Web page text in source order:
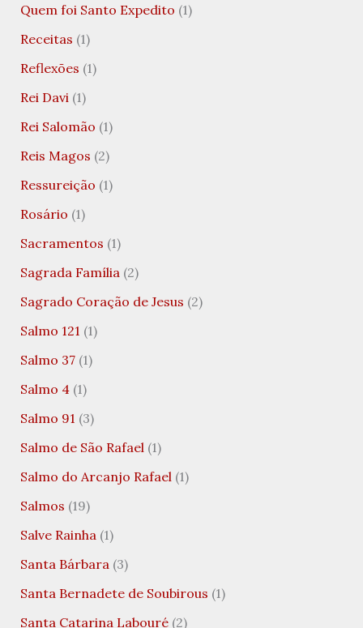
Quem foi Santo Expedito (1)
Receitas (1)
Reflexões (1)
Rei Davi (1)
Rei Salomão (1)
Reis Magos (2)
Ressureição (1)
Rosário (1)
Sacramentos (1)
Sagrada Família (2)
Sagrado Coração de Jesus (2)
Salmo 121 (1)
Salmo 37(1)
Salmo 4(1)
Salmo 91 (3)
Salmo de São Rafael (1)
Salmo do Arcanjo Rafael (1)
Salmos (19)
Salve Rainha (1)
Santa Bárbara (3)
Santa Bernadete de Soubirous (1)
Santa Catarina Labouré(2)